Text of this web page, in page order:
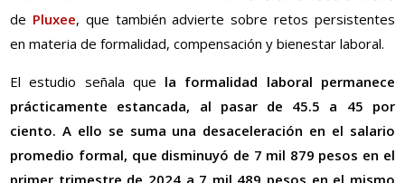
de Pluxee, que también advierte sobre retos persistentes
en materia de formalidad, compensación y bienestar laboral.
El estudio señala que la formalidad laboral permanece
prácticamente estancada, al pasar de 45.5 a 45 por
ciento. A ello se suma una desaceleración en el salario
promedio formal, que disminuyó de 7 mil 879 pesos en el